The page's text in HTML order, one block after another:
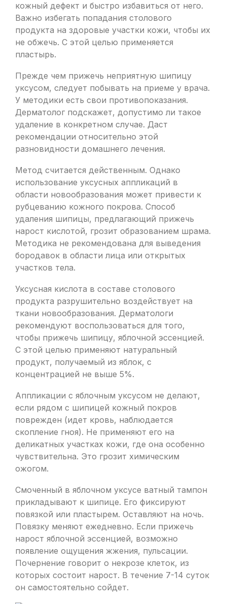
кожный дефект и быстро избавиться от него.
Важно избегать попадания столового
продукта на здоровые участки кожи, чтобы их
не обжечь. С этой целью применяется
пластырь.
Прежде чем прижечь неприятную шипицу
уксусом, следует побывать на приеме у врача.
У методики есть свои противопоказания.
Дерматолог подскажет, допустимо ли такое
удаление в конкретном случае. Даст
рекомендации относительно этой
разновидности домашнего лечения.
Метод считается действенным. Однако
использование уксусных аппликаций в
области новообразования может привести к
рубцеванию кожного покрова. Способ
удаления шипицы, предлагающий прижечь
нарост кислотой, грозит образованием шрама.
Методика не рекомендована для выведения
бородавок в области лица или открытых
участков тела.
Уксусная кислота в составе столового
продукта разрушительно воздействует на
ткани новообразования. Дерматологи
рекомендуют воспользоваться для того,
чтобы прижечь шипицу, яблочной эссенцией.
С этой целью применяют натуральный
продукт, получаемый из яблок, с
концентрацией не выше 5%.
Аппликации с яблочным уксусом не делают,
если рядом с шипицей кожный покров
поврежден (идет кровь, наблюдается
скопление гноя). Не применяют его на
деликатных участках кожи, где она особенно
чувствительна. Это грозит химическим
ожогом.
Смоченный в яблочном уксусе ватный тампон
прикладывают к шипице. Его фиксируют
повязкой или пластырем. Оставляют на ночь.
Повязку меняют ежедневно. Если прижечь
нарост яблочной эссенцией, возможно
появление ощущения жжения, пульсации.
Почернение говорит о некрозе клеток, из
которых состоит нарост. В течение 7-14 суток
он самостоятельно сойдет.